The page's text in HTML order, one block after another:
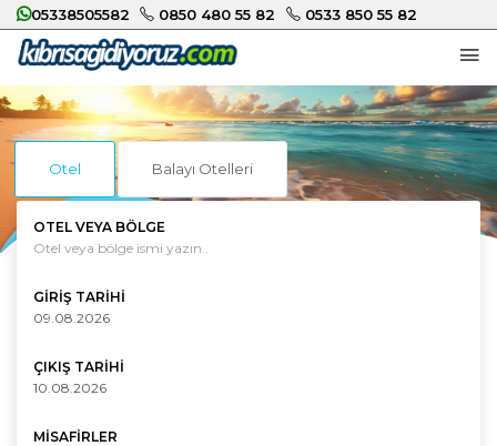
05338505582 0850 480 55 82 0533 850 55 82
Otel Balayı Otelleri
OTEL VEYA BÖLGE
GIRIŞ TARIHI
ÇIKIŞ TARIHI
MISAFIRLER